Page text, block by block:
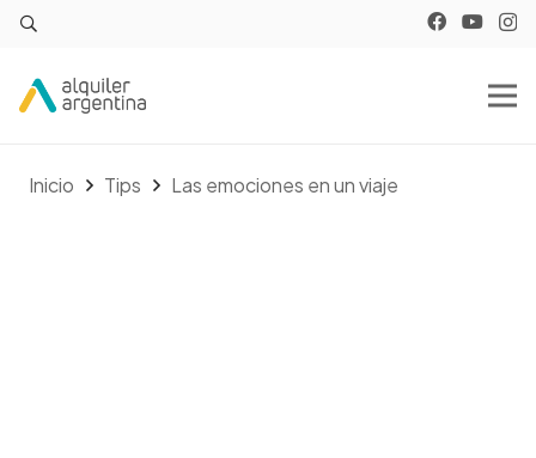
Inicio Tips Las emociones en un viaje